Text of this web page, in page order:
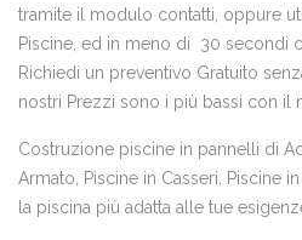
tramite il modulo contatti, oppure
Piscine, ed in meno di 30 secondi
Richiedi un preventivo Gratuito
nostri Prezzi sono i più bassi con il
Costruzione piscine in pannelli di
Armato, Piscine in Casseri, Piscine
la piscina più adatta alle tue